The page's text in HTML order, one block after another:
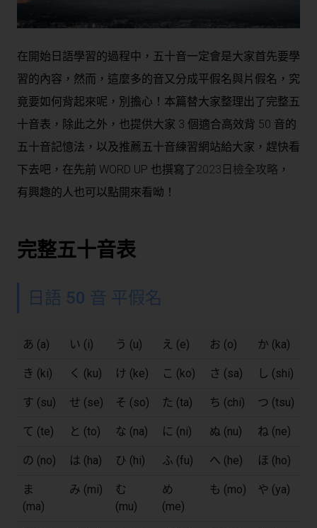
在開始日語學習的過程中，五十音一定會是大家首先要學
習的內容，然而，這麼多的音又分成平假名與片假名，究
竟要如何背起來呢，別擔心！本篇替大家整理出了完整五
十音表，除此之外，也提供大家 3 個適合高效背 50 音的
五十音記憶法，以及推薦五十音練習網站給大家，趕快看
下去吧，在先前 WORD UP 也撰寫了2023日檢全攻略 ，
有興趣的人也可以點開來看呦！
完整五十音表
日語 50 音 平假名
あ (a) い (i) う (u) え (e) お (o) か (ka)
き (ki) く (ku) け (ke) こ (ko) さ (sa) し (shi)
す (su) せ (se) そ (so) た (ta) ち (chi) つ (tsu)
て (te) と (to) な (na) に (ni) ぬ (nu) ね (ne)
の (no) は (ha) ひ (hi) ふ (fu) へ (he) ほ (ho)
ま
(ma)
み (mi)
む
(mu)
め
(me)
も (mo) や (ya)